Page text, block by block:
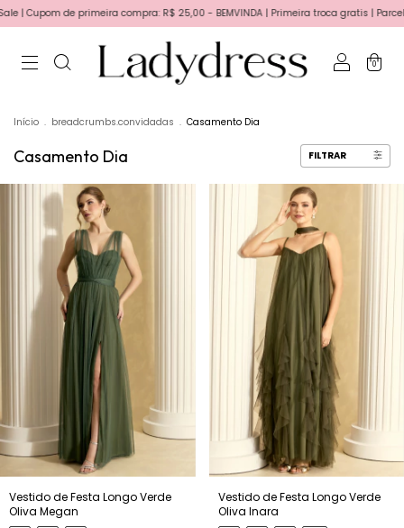
compra: R$ 25,00 - BEMVINDA | Primeira troca gratis | Parcele em até 6x
0
Início . breadcrumbs.convidadas . Casamento Dia
Casamento Dia FILTRAR
Vestido de Festa Longo Verde
Oliva Megan
Vestido de Festa Longo Verde
Oliva Inara